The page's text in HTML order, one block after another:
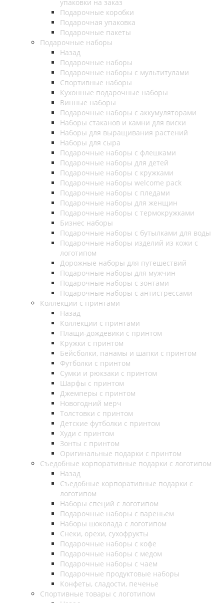
упаковки на заказ
Подарочные коробки
Подарочная упаковка
Подарочные пакеты
Подарочные наборы
Назад
Подарочные наборы
Подарочные наборы с мультитулами
Спортивные наборы
Кухонные подарочные наборы
Винные наборы
Подарочные наборы с аккумуляторами
Наборы стаканов и камни для виски
Наборы для выращивания растений
Наборы для сыра
Подарочные наборы с флешками
Подарочные наборы для детей
Подарочные наборы с кружками
Подарочные наборы welcome pack
Подарочные наборы с пледами
Подарочные наборы для женщин
Подарочные наборы с термокружками
Бизнес наборы
Подарочные наборы с бутылками для воды
Подарочные наборы изделий из кожи с
логотипом
Дорожные наборы для путешествий
Подарочные наборы для мужчин
Подарочные наборы с зонтами
Подарочные наборы с антистрессами
Коллекции с принтами
Назад
Коллекции с принтами
Плащи-дождевики с принтом
Кружки с принтом
Бейсболки, панамы и шапки с принтом
Футболки с принтом
Сумки и рюкзаки с принтом
Шарфы с принтом
Джемперы с принтом
Новогодний мерч
Толстовки с принтом
Детские футболки с принтом
Худи с принтом
Зонты с принтом
Оригинальные подарки с принтом
Съедобные корпоративные подарки с логотипом
Назад
Съедобные корпоративные подарки с
логотипом
Наборы специй с логотипом
Подарочные наборы с вареньем
Наборы шоколада с логотипом
Снеки, орехи, сухофрукты
Подарочные наборы с кофе
Подарочные наборы с медом
Подарочные наборы с чаем
Подарочные продуктовые наборы
Конфеты, сладости, печенье
Спортивные товары с логотипом